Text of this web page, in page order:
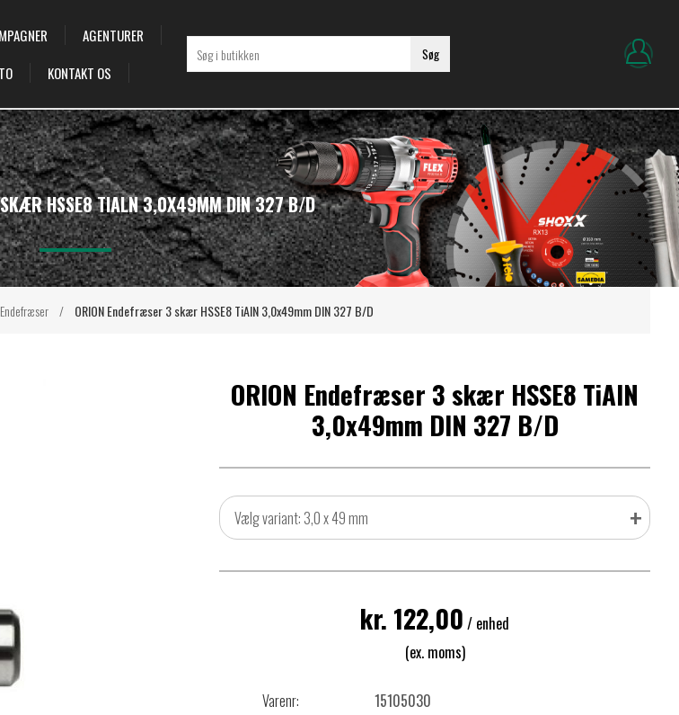
AGENTURER
KONTAKT OS
Søg
Endefræser / ORION Endefræser 3 skær HSSE8 TiAlN 3,0x49mm DIN 327 B/D
HSSE8 TIALN 3,0X49MM DIN 327 B/D
ORION Endefræser 3 skær HSSE8 TiAlN
3,0x49mm DIN 327 B/D
Vælg variant: 3,0 x 49 mm +
kr. 122,00 / enhed
(ex. moms)
Varenr:
15105030